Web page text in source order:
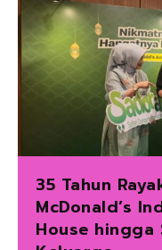
35 Tahun
McDonald’s
House